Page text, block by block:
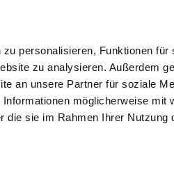
personalisieren, Funktionen für
zu analysieren. Außerdem
an unsere Partner für soziale
möglicherweise mit
die sie im Rahmen Ihrer Nutzung
SEARCH TIPS & HELP
BAD RODACH